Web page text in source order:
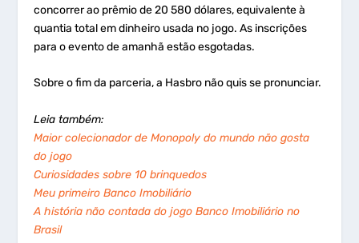
concorrer ao prêmio de 20 580 dólares, equivalente à
quantia total em dinheiro usada no jogo. As inscrições
para o evento de amanhã estão esgotadas.
Sobre o fim da parceria, a Hasbro não quis se pronunciar.
Leia também:
Maior colecionador de Monopoly do mundo não gosta
do jogo
Curiosidades sobre 10 brinquedos
Meu primeiro Banco Imobiliário
A história não contada do jogo Banco Imobiliário no
Brasil